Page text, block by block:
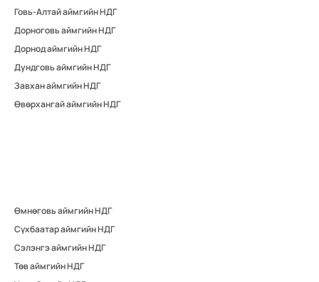
Говь-Алтай аймгийн НДГ
Дорноговь аймгийн НДГ
Дорнод аймгийн НДГ
Дундговь аймгийн НДГ
Завхан аймгийн НДГ
Өвөрхангай аймгийн НДГ
Өмнөговь аймгийн НДГ
Сүхбаатар аймгийн НДГ
Сэлэнгэ аймгийн НДГ
Төв аймгийн НДГ